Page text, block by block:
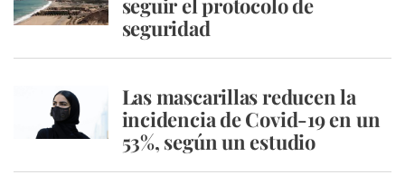
seguir el protocolo de
seguridad
Las mascarillas reducen la
incidencia de Covid-19 en un
53%, según un estudio